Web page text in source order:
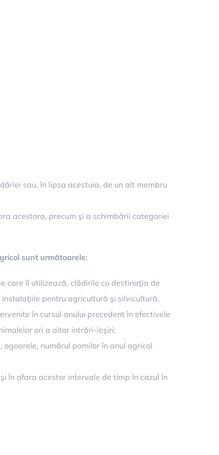
sau, în lipsa acestuia, de un alt membru
acestora, precum şi a schimbării categoriei
sunt următoarele:
care îl utilizează, clădirile cu destinaţia de
pentru agricultură şi silvicultură,
în cursul anului precedent în efectivele
ori a altor intrări-ieşiri;
numărul pomilor în anul agricol
în afara acestor intervale de timp în cazul în